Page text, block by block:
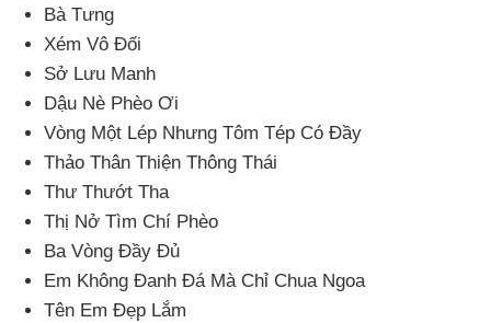
Bà Tưng
Xém Vô Đối
Sở Lưu Manh
Dậu Nè Phèo Ơi
Vòng Một Lép Nhưng Tôm Tép Có Đầy
Thảo Thân Thiện Thông Thái
Thư Thướt Tha
Thị Nở Tìm Chí Phèo
Ba Vòng Đầy Đủ
Em Không Đanh Đá Mà Chỉ Chua Ngoa
Tên Em Đẹp Lắm